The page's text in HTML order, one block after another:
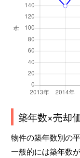
築年数×売却
物件の築年数別の
一般的には築年数